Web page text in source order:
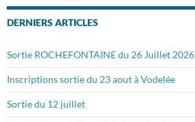
DERNIERS ARTICLES
Sortie ROCHEFONTAINE du 26 Juillet 2026
Inscriptions sortie du 23 aout à Vodelée
Sortie du 12 juillet